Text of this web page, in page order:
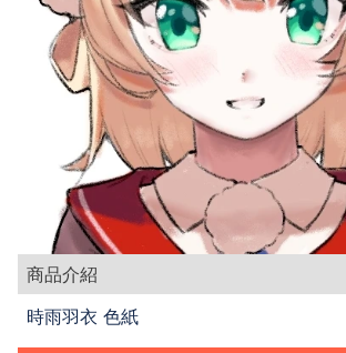
商品介紹
時雨羽衣 色紙